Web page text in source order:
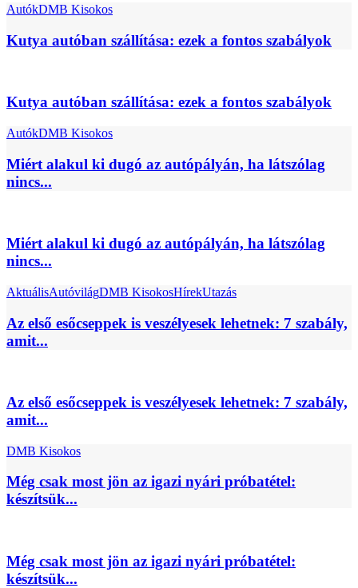
AutókDMB Kisokos
Kutya autóban szállítása: ezek a fontos szabályok
Kutya autóban szállítása: ezek a fontos szabályok
AutókDMB Kisokos
Miért alakul ki dugó az autópályán, ha látszólag
nincs...
Miért alakul ki dugó az autópályán, ha látszólag
nincs...
AktuálisAutóvilágDMB KisokosHírekUtazás
Az első esőcseppek is veszélyesek lehetnek: 7 szabály,
amit...
Az első esőcseppek is veszélyesek lehetnek: 7 szabály,
amit...
DMB Kisokos
Még csak most jön az igazi nyári próbatétel:
készítsük...
Még csak most jön az igazi nyári próbatétel:
készítsük...